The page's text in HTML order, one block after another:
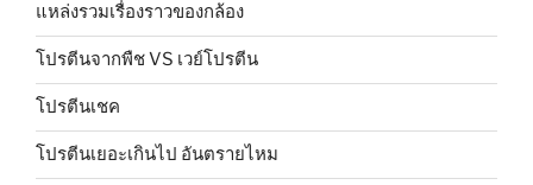
แหล่งรวมเรื่องราวของกล้อง
โปรตีนจากพืช VS เวย์โปรตีน
โปรตีนเชค
โปรตีนเยอะเกินไป อันตรายไหม